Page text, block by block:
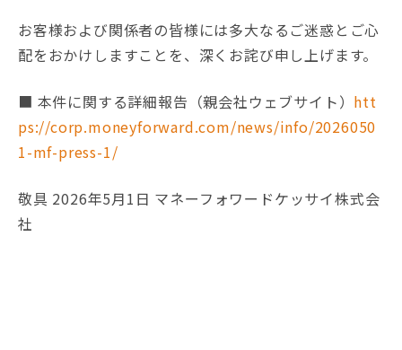
お客様および関係者の皆様には多大なるご迷惑とご心
配をおかけしますことを、深くお詫び申し上げます。
■ 本件に関する詳細報告（親会社ウェブサイト） htt
ps://corp.moneyforward.com/news/info/2026050
1-mf-press-1/
敬具 2026年5月1日 マネーフォワードケッサイ株式会
社